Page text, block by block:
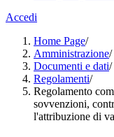
Accedi
Home Page/
Amministrazione/
Documenti e dati/
Regolamenti/
Regolamento
sovvenzioni,
l'attribuzione di